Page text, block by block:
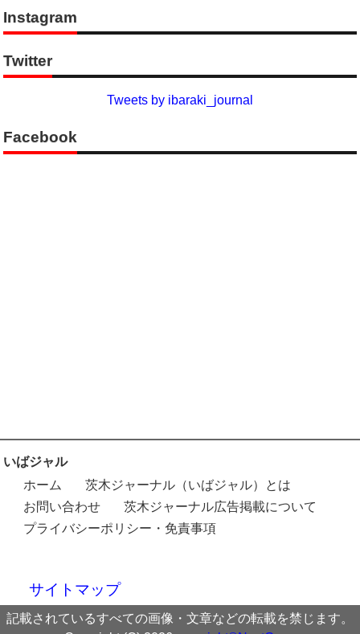
Instagram
Twitter
Tweets by ibaraki_journal
Facebook
いばジャル
ホーム
茨木ジャーナル（いばジャル）とは
お問い合わせ
茨木ジャーナル広告掲載について
プライバシーポリシー・免責事項
サイトマップ
記載されているすべての画像・文章などの転載を禁じます。